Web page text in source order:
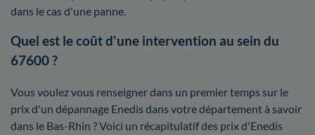
dans le cas d'une panne.
Quel est le coût d'une intervention au sein du
67600 ?
Vous voulez vous renseigner dans un premier temps sur le
prix d'un dépannage Enedis dans votre département à savoir
dans le Bas-Rhin ? Voici un récapitulatif des prix d'Enedis